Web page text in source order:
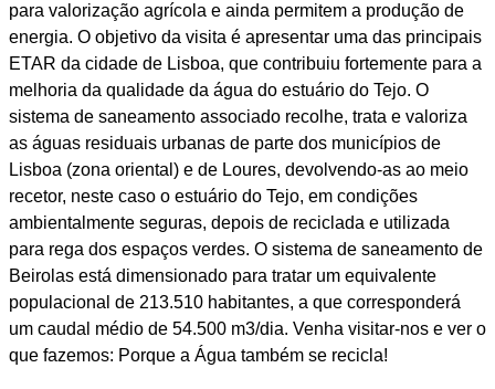
para valorização agrícola e ainda permitem a produção de
energia. O objetivo da visita é apresentar uma das principais
ETAR da cidade de Lisboa, que contribuiu fortemente para a
melhoria da qualidade da água do estuário do Tejo. O
sistema de saneamento associado recolhe, trata e valoriza
as águas residuais urbanas de parte dos municípios de
Lisboa (zona oriental) e de Loures, devolvendo-as ao meio
recetor, neste caso o estuário do Tejo, em condições
ambientalmente seguras, depois de reciclada e utilizada
para rega dos espaços verdes. O sistema de saneamento de
Beirolas está dimensionado para tratar um equivalente
populacional de 213.510 habitantes, a que corresponderá
um caudal médio de 54.500 m3/dia. Venha visitar-nos e ver o
que fazemos: Porque a Água também se recicla!